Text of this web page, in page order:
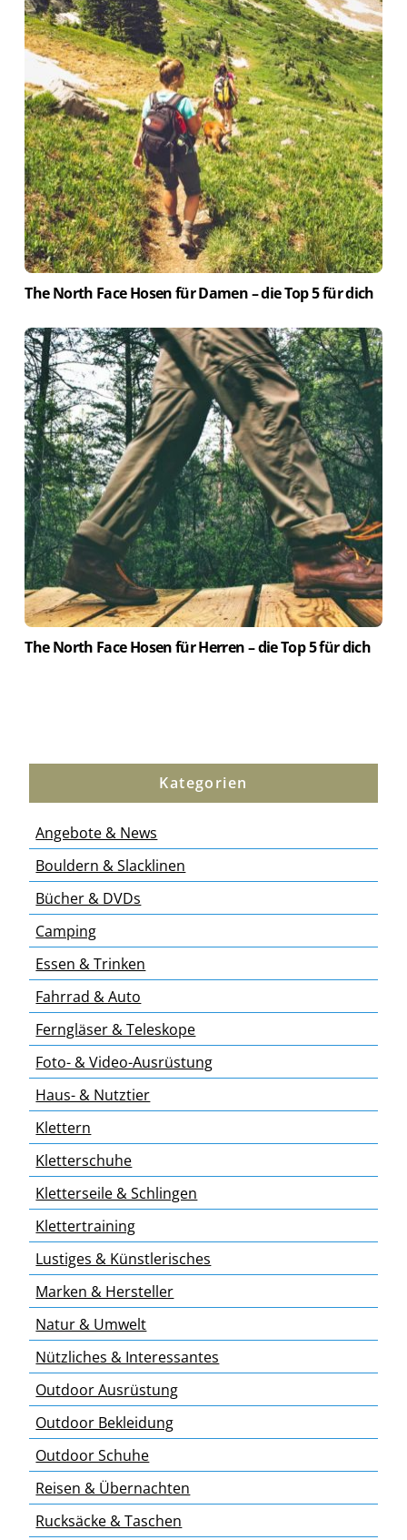
The North Face Hosen für Damen – die Top 5 für dich
The North Face Hosen für Herren – die Top 5 für dich
Kategorien
Angebote & News
Bouldern & Slacklinen
Bücher & DVDs
Camping
Essen & Trinken
Fahrrad & Auto
Ferngläser & Teleskope
Foto- & Video-Ausrüstung
Haus- & Nutztier
Klettern
Kletterschuhe
Kletterseile & Schlingen
Klettertraining
Lustiges & Künstlerisches
Marken & Hersteller
Natur & Umwelt
Nützliches & Interessantes
Outdoor Ausrüstung
Outdoor Bekleidung
Outdoor Schuhe
Reisen & Übernachten
Rucksäcke & Taschen